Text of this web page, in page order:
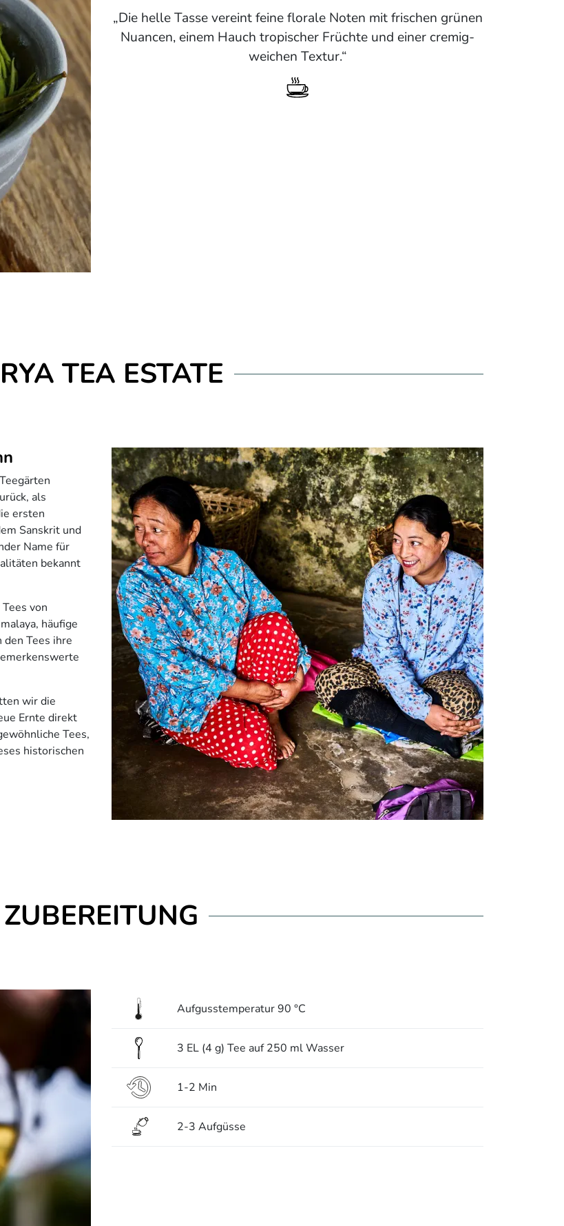
Die helle Tasse vereint feine florale Noten mit frischen grünen
Nuancen, einem Hauch tropischer Früchte und einer cremig-
weichen Textur.
TEA ESTATE
als
ersten
Sanskrit und
Name für
bekannt
von
häufige
Tees ihre
wir die
Ernte direkt
Tees,
historischen
ZUBEREITUNG
Aufgusstemperatur 90 °C
3 EL (4 g) Tee auf 250 ml Wasser
1-2 Min
2-3 Aufgüsse